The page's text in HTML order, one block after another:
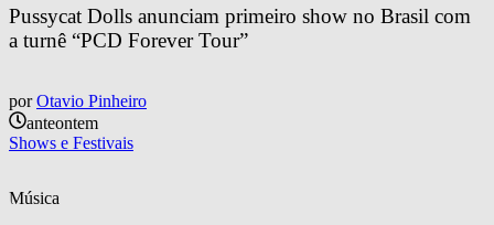
Pussycat Dolls anunciam primeiro show no Brasil com
a turnê “PCD Forever Tour”
por Otavio Pinheiro
anteontem
Shows e Festivais
Música